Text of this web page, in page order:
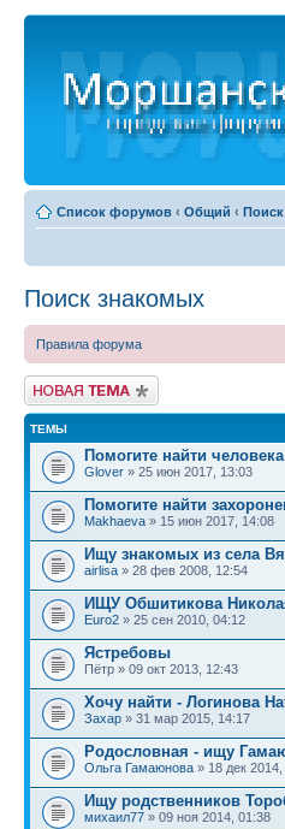
Список форумов ‹ Общий ‹
Поиск знакомых
Правила форума
Новая тема
ТЕМЫ
Помогите найти человека
Glover » 25 июн 2017, 13:03
Помогите найти
Makhaeva » 15 июн 2017, 14:08
Ищу знакомых из села
airlisa » 28 фев 2008, 12:54
ИЩУ Обшитикова
Euro2 » 25 сен 2010, 04:12
Ястребовы
Пётр » 09 окт 2013, 12:43
Хочу найти - Логинова
Захар » 31 мар 2015, 14:17
Родословная - ищу
Ольга Гамаюнова » 18 дек
Ищу родственников
михаил77 » 09 ноя 2014, 01:38